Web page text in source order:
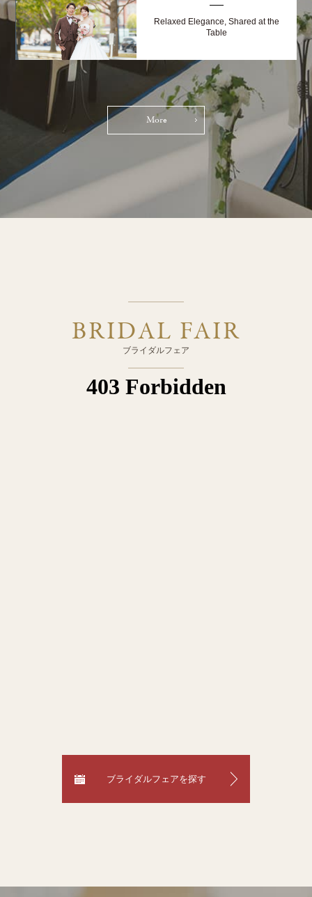
Relaxed Elegance, Shared at the
Table
More
BRIDAL FAIR
ブライダルフェア
ブライダルフェアを探す